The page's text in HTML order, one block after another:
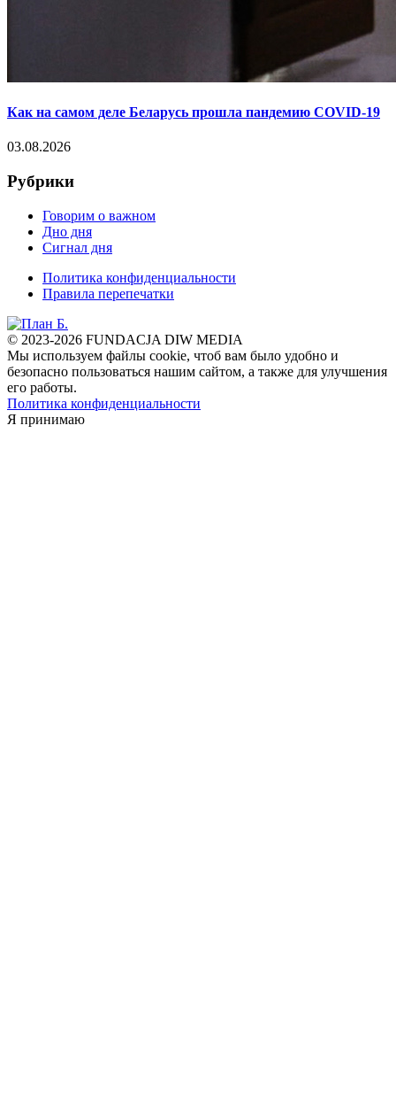
Как на самом деле Беларусь прошла пандемию COVID-19
03.08.2026
Рубрики
Говорим о важном
Дно дня
Сигнал дня
Политика конфиденциальности
Правила перепечатки
© 2023-2026 FUNDACJA DIW MEDIA
Мы используем файлы cookie, чтоб вам было удобно и
безопасно пользоваться нашим сайтом, а также для улучшения
его работы.
Политика конфиденциальности
Я принимаю